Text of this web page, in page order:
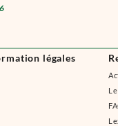
légales